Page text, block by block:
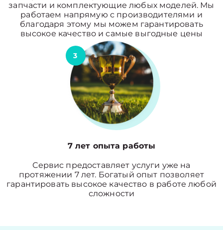
запчасти и комплектующие любых моделей. Мы
работаем напрямую с производителями и
благодаря этому мы можем гарантировать
высокое качество и самые выгодные цены
3
7 лет опыта работы
Сервис предоставляет услуги уже на
протяжении 7 лет. Богатый опыт позволяет
гарантировать высокое качество в работе любой
сложности